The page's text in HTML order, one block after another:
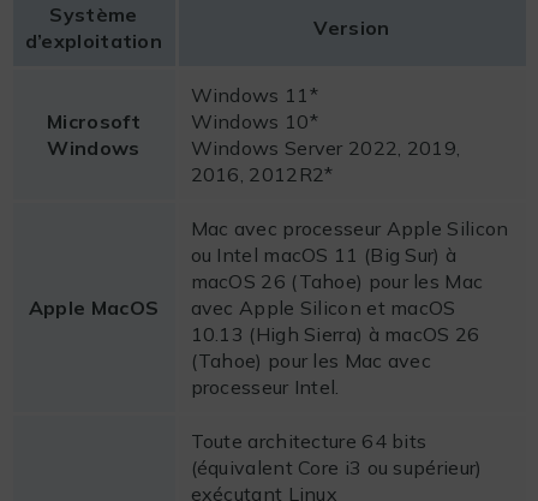
Système
d’exploitation
Version
Microsoft
Windows
Windows 11*
Windows 10*
Windows Server 2022, 2019,
2016, 2012R2*
Apple MacOS
Mac avec processeur Apple Silicon
ou Intel macOS 11 (Big Sur) à
macOS 26 (Tahoe) pour les Mac
avec Apple Silicon et macOS
10.13 (High Sierra) à macOS 26
(Tahoe) pour les Mac avec
processeur Intel.
Toute architecture 64 bits
(équivalent Core i3 ou supérieur)
exécutant Linux